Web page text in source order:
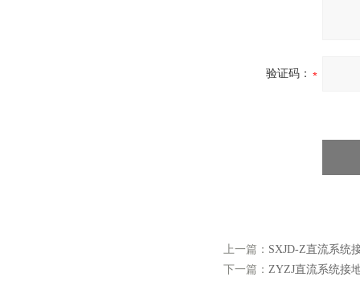
验证码：
上一篇： SXJD-Z直流系统
下一篇： ZYZJ直流系统接